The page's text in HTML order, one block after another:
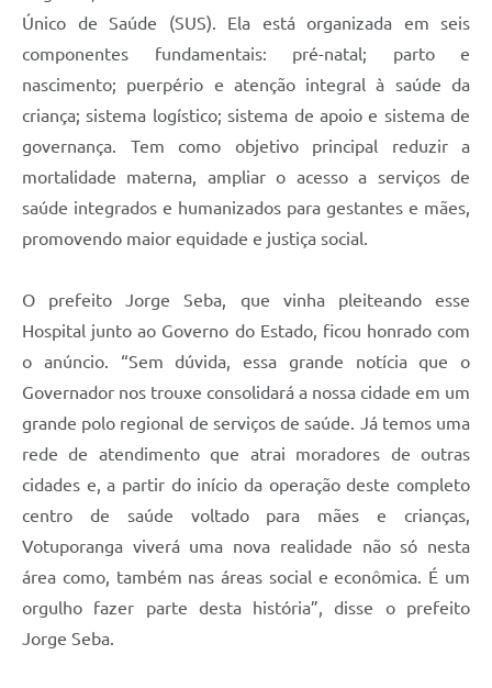
Único de Saúde (SUS). Ela está organizada em seis
componentes fundamentais: pré-natal; parto e
nascimento; puerpério e atenção integral à saúde da
criança; sistema logístico; sistema de apoio e sistema de
governança. Tem como objetivo principal reduzir a
mortalidade materna, ampliar o acesso a serviços de
saúde integrados e humanizados para gestantes e mães,
promovendo maior equidade e justiça social.
O prefeito Jorge Seba, que vinha pleiteando esse
Hospital junto ao Governo do Estado, ficou honrado com
o anúncio. “Sem dúvida, essa grande notícia que o
Governador nos trouxe consolidará a nossa cidade em um
grande polo regional de serviços de saúde. Já temos uma
rede de atendimento que atrai moradores de outras
cidades e, a partir do início da operação deste completo
centro de saúde voltado para mães e crianças,
Votuporanga viverá uma nova realidade não só nesta
área como, também nas áreas social e econômica. É um
orgulho fazer parte desta história”, disse o prefeito
Jorge Seba.